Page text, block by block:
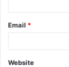
Email *
Website